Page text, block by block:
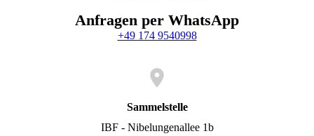
Anfragen per WhatsApp
+49 174 9540998
Sammelstelle
IBF - Nibelungenallee 1b